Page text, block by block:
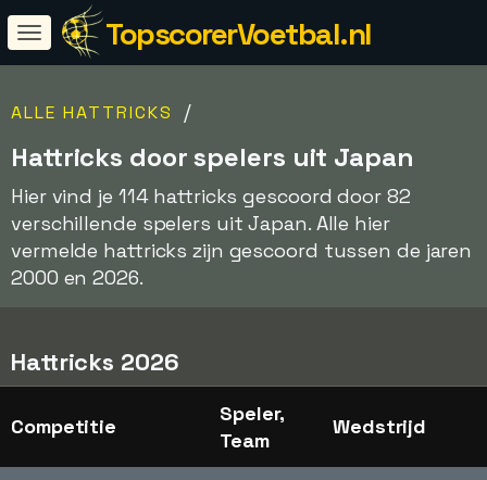
TopscorerVoetbal.nl
ALLE HATTRICKS /
Hattricks door spelers uit Japan
Hier vind je 114 hattricks gescoord door 82
verschillende spelers uit Japan. Alle hier
vermelde hattricks zijn gescoord tussen de jaren
2000 en 2026.
Hattricks 2026
Competitie
Speler,
Team
Wedstrijd